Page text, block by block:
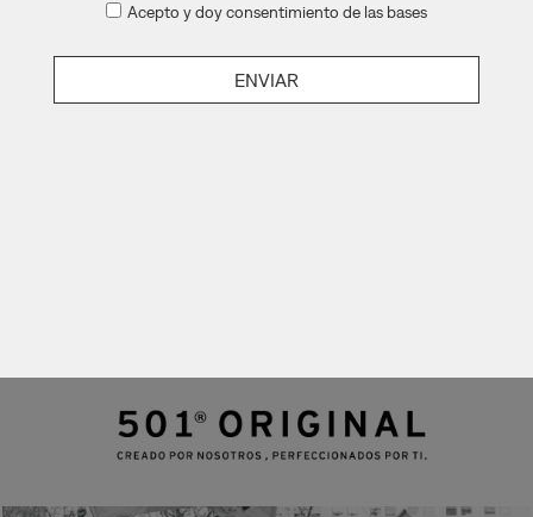
Acepto y doy consentimiento de las bases